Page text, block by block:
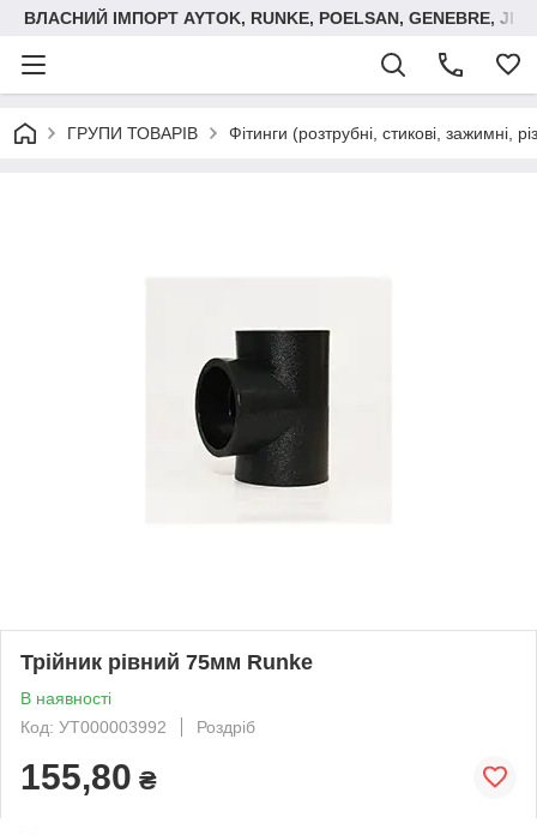
ВЛАСНИЙ ІМПОРТ AYTOK, RUNKE, POELSAN, GENEBRE,
ГРУПИ ТОВАРІВ Фітинги (розтрубні, стикові, зажимні,
Трійник рівний 75мм Runke
В наявності
Код: УТ000003992
Роздріб
155,80 ₴